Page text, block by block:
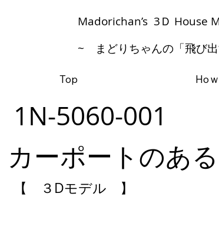
​Madorichan’s 3Ｄ House
Top Ho
~ まどりちゃんの「飛び
1N-5060-001
カーポートのあ
【 ３Dモデル 】